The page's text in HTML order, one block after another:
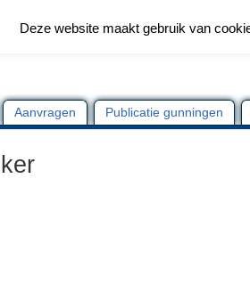
Aanvragen Publicatie gunningen
Deze website maakt gebruik van